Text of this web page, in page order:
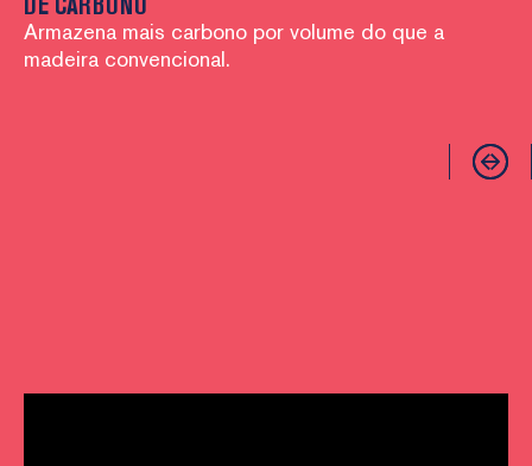
Armazena mais carbono por volume do que a
madeira convencional.